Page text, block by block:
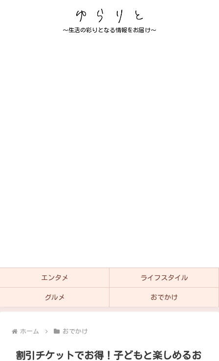
～生活の彩りとなる情報をお届け～
エンタメ ライフスタイル
グルメ おでかけ
ホーム おでかけ
割引チケットでお得！子どもと楽しめるお